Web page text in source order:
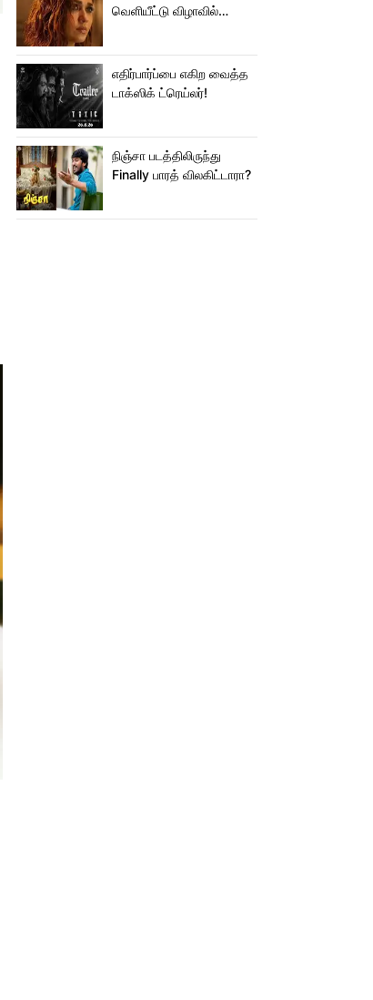
வெளியீட்டு விழாவில்
யாரு பாருங்க!..
எதிர்பார்ப்பை எகிற வைத்த
டாக்ஸிக் ட்ரெய்லர்!
நிஞ்சா படத்திலிருந்து
Finally பாரத் விலகிட்டாரா?